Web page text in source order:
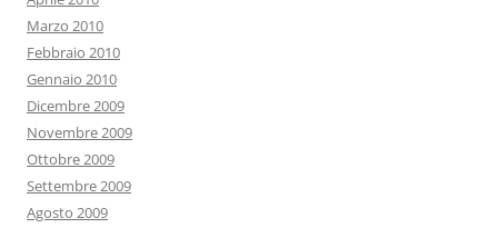
Marzo 2010
Febbraio 2010
Gennaio 2010
Dicembre 2009
Novembre 2009
Ottobre 2009
Settembre 2009
Agosto 2009